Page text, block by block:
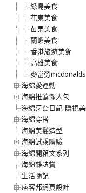
綠島美食
花東美食
苗栗美食
蘭嶼美食
香港旅遊美食
高雄美食
麥當勞mcdonalds
海綿愛運動
海綿推薦懶人包
海綿牙套日記-隱視美
海綿穿搭
海綿美髮造型
海綿試乘體驗
海綿開箱文系列
海綿雜誌賞
生活隨記
痞客邦網頁設計